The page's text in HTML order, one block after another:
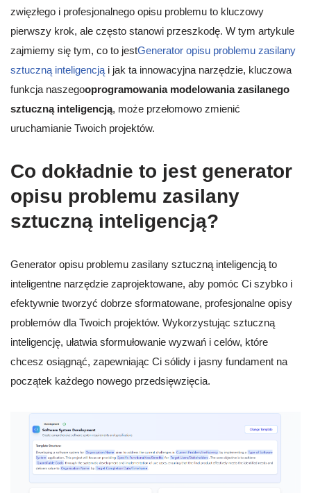
zwięzłego i profesjonalnego opisu problemu to kluczowy
pierwszy krok, ale często stanowi przeszkodę. W tym artykule
zajmiemy się tym, co to jestGenerator opisu problemu zasilany
sztuczną inteligencją i jak ta innowacyjna narzędzie, kluczowa
funkcja naszegooprogramowania modelowania zasilanego
sztuczną inteligencją, może przełomowo zmienić
uruchamianie Twoich projektów.
Co dokładnie to jest generator
opisu problemu zasilany
sztuczną inteligencją?
Generator opisu problemu zasilany sztuczną inteligencją to
inteligentne narzędzie zaprojektowane, aby pomóc Ci szybko i
efektywnie tworzyć dobrze sformatowane, profesjonalne opisy
problemów dla Twoich projektów. Wykorzystując sztuczną
inteligencję, ułatwia sformułowanie wyzwań i celów, które
chcesz osiągnąć, zapewniając Ci sólidy i jasny fundament na
początek każdego nowego przedsięwzięcia.